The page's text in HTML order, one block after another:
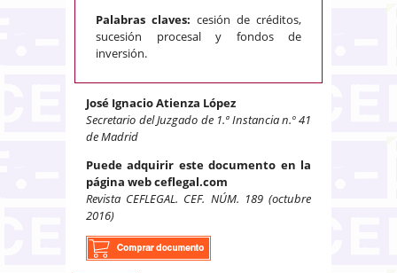
Palabras claves: cesión de créditos,
sucesión procesal y fondos de
inversión.
José Ignacio Atienza López
Secretario del Juzgado de 1.ª Instancia n.º 41
de Madrid
Puede adquirir este documento en la
página web ceflegal.com
Revista CEFLEGAL. CEF. NÚM. 189 (octubre
2016)